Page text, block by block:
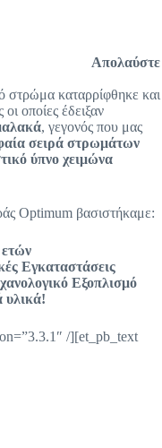
Απολαύστε
στρώμα καταρρίφθηκε και
οποίες έδειξαν
, γεγονός που μας
σειρά στρωμάτων
ύπνο χειμώνα
Optimum βασιστήκαμε:
Εγκαταστάσεις
Εξοπλισμό
/][et_pb_text